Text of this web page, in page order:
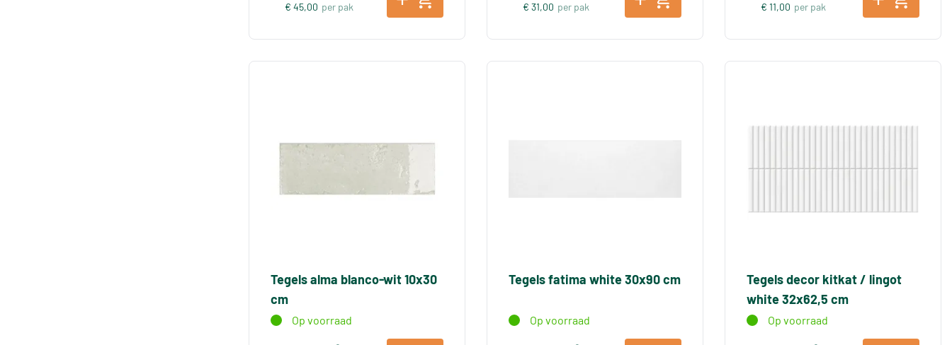
€ 45,00 per pak € 31,00 per pak € 11,00 per pak
Tegels alma blanco-wit 10x30
cm
Op voorraad
Tegels fatima white 30x90 cm
Op voorraad
Tegels decor kitkat / lingot
white 32x62,5 cm
Op voorraad